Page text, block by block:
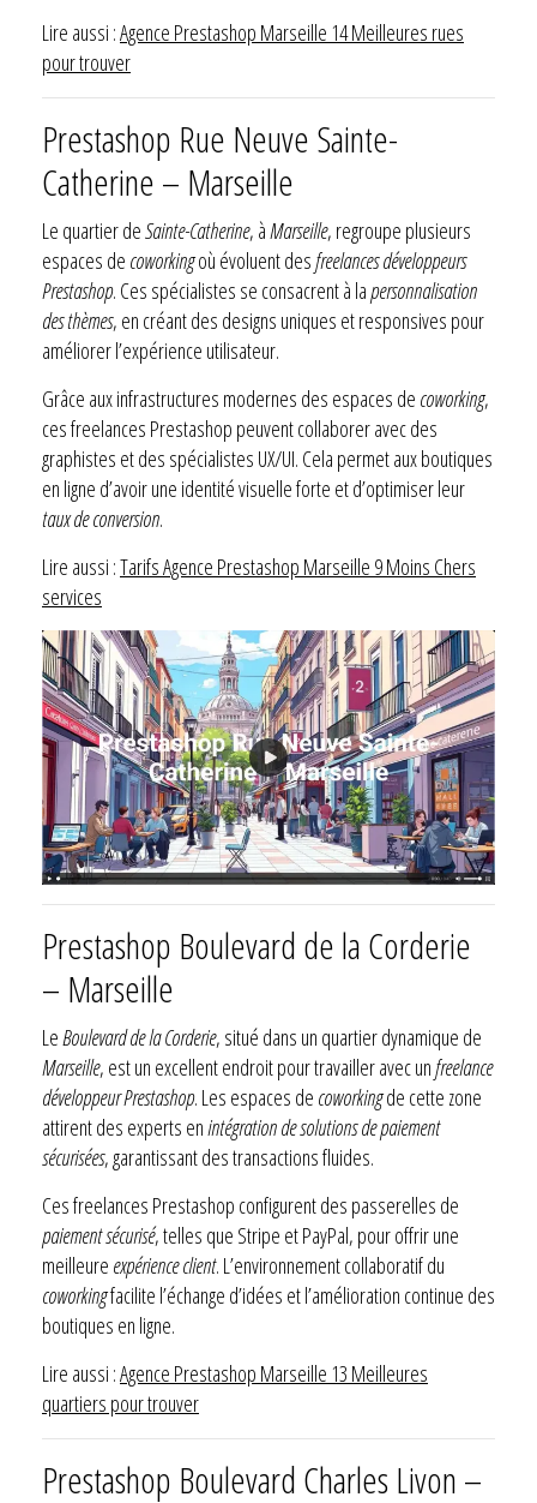
Lire aussi :Agence Prestashop Marseille 14 Meilleures rues
pour trouver
Prestashop Rue Neuve Sainte-
Catherine – Marseille
Le quartier deSainte-Catherine, àMarseille, regroupe plusieurs
espaces de coworkingoù évoluent desfreelances développeurs
Prestashop. Ces spécialistes se consacrent à lapersonnalisation
des thèmes, en créant des designs uniques et responsives pour
améliorer l’expérience utilisateur.
Grâce aux infrastructures modernes des espaces de coworking,
ces freelances Prestashop peuvent collaborer avec des
graphistes et des spécialistes UX/UI. Cela permet aux boutiques
en ligne d’avoir une identité visuelle forte et d’optimiser leur
taux de conversion.
Lire aussi :Tarifs Agence Prestashop Marseille 9 Moins Chers
services
Prestashop Boulevard de la Corderie
– Marseille
LeBoulevard de la Corderie, situé dans un quartier dynamique de
Marseille, est un excellent endroit pour travailler avec unfreelance
développeur Prestashop. Les espaces de coworkingde cette zone
attirent des experts enintégration de solutions de paiement
sécurisées, garantissant des transactions fluides.
Ces freelances Prestashop configurent des passerelles de
paiement sécurisé, telles que Stripe et PayPal, pour offrir une
meilleure expérience client. L’environnement collaboratif du
coworkingfacilite l’échange d’idées et l’amélioration continue des
boutiques en ligne.
Lire aussi :Agence Prestashop Marseille 13 Meilleures
quartiers pour trouver
Prestashop Boulevard Charles Livon –